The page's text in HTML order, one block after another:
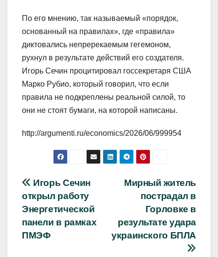
По его мнению, так называемый «порядок,
основанный на правилах», где «правила»
диктовались непререкаемым гегемоном,
рухнул в результате действий его создателя.
Игорь Сечин процитировал госсекретаря США
Марко Рубио, который говорил, что если
правила не подкреплены реальной силой, то
они не стоят бумаги, на которой написаны.
http://argumenti.ru/economics/2026/06/999954
Навигация
по
записям
Мирный житель
пострадал в
Горловке в
результате удара
украинского БПЛА
Игорь Сечин
открыл работу
Энергетической
панели в рамках
ПМЭФ